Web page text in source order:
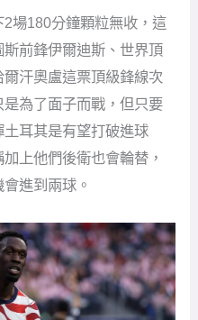
場180分鐘顆粒無收，這
前鋒伊爾迪斯、世界頂
汗奧盧這票頂級鋒線次
為了面子而戰，但只要
耳其是有望打破進球
上他們後衛也會輪替，
進到兩球。